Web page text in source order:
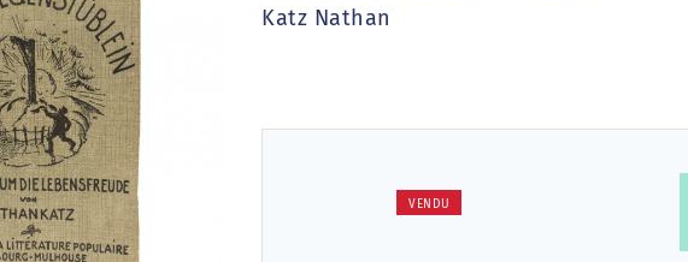
Katz Nathan
VENDU